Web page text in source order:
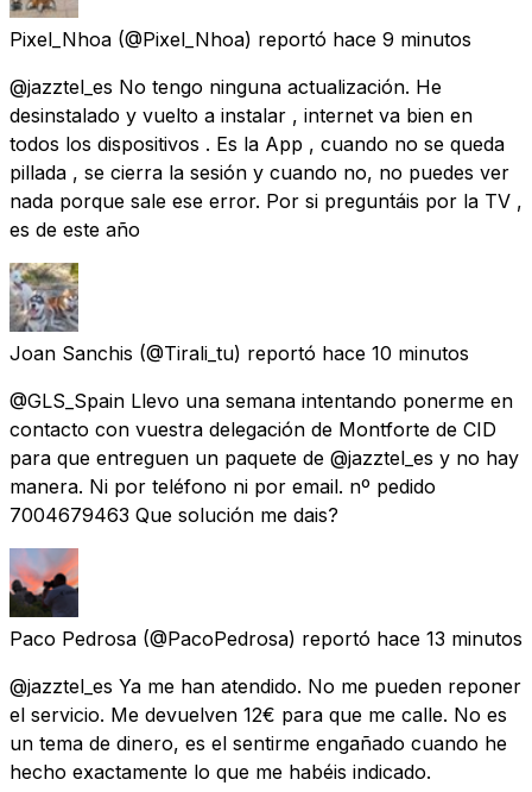
Pixel_Nhoa (@Pixel_Nhoa) reportó hace 9 minutos
@jazztel_es No tengo ninguna actualización. He
desinstalado y vuelto a instalar , internet va bien en
todos los dispositivos . Es la App , cuando no se queda
pillada , se cierra la sesión y cuando no, no puedes ver
nada porque sale ese error. Por si preguntáis por la TV ,
es de este año
Joan Sanchis (@Tirali_tu) reportó hace 10 minutos
@GLS_Spain Llevo una semana intentando ponerme en
contacto con vuestra delegación de Montforte de CID
para que entreguen un paquete de @jazztel_es y no hay
manera. Ni por teléfono ni por email. nº pedido
7004679463 Que solución me dais?
Paco Pedrosa (@PacoPedrosa) reportó hace 13 minutos
@jazztel_es Ya me han atendido. No me pueden reponer
el servicio. Me devuelven 12€ para que me calle. No es
un tema de dinero, es el sentirme engañado cuando he
hecho exactamente lo que me habéis indicado.